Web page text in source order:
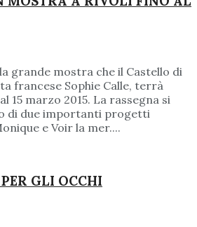
grande mostra che il Castello di
francese Sophie Calle, terrà
15 marzo 2015. La rassegna si
di due importanti progetti
e Voir la mer....
GLI OCCHI